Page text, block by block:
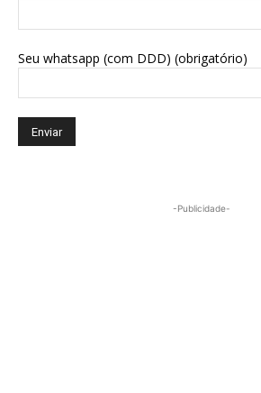
Seu whatsapp (com DDD) (obrigatório)
-Publicidade-